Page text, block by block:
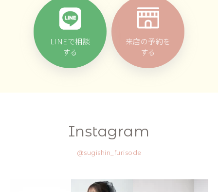
来店の予約を
する
LINEで相談
する
Instagram
@sugishin_furisode